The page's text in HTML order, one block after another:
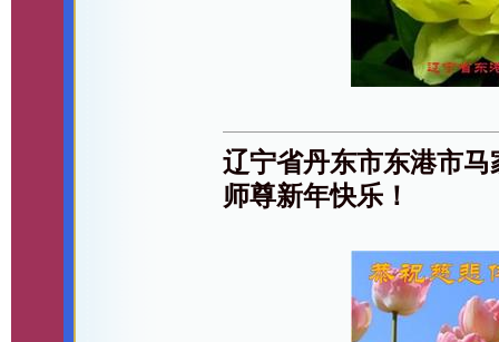
辽宁省丹东市东港市
师尊新年快乐！